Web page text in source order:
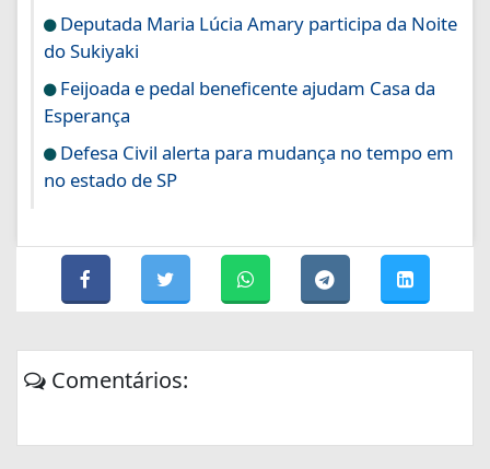
Deputada Maria Lúcia Amary participa da Noite
do Sukiyaki
Feijoada e pedal beneficente ajudam Casa da
Esperança
Defesa Civil alerta para mudança no tempo em
no estado de SP
Comentários: